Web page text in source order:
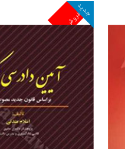
پرفروش
جدید